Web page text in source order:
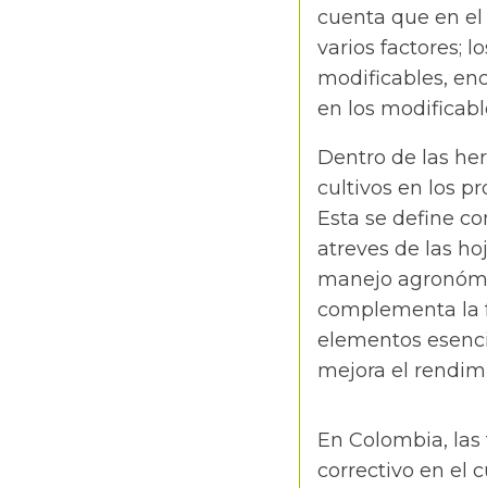
cuenta que en
varios factores;
modificables,
en los
Dentro de las
cultivos en los
Esta se define
atreves de las
manejo
complementa la
elementos
mejora el
En Colombia,
correctivo en el